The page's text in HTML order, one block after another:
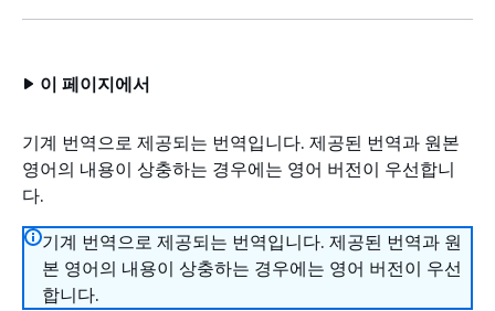
이 페이지에서
기계 번역으로 제공되는 번역입니다. 제공된 번역과 원본
영어의 내용이 상충하는 경우에는 영어 버전이 우선합니
다.
기계 번역으로 제공되는 번역입니다. 제공된 번역과 원
본 영어의 내용이 상충하는 경우에는 영어 버전이 우선
합니다.